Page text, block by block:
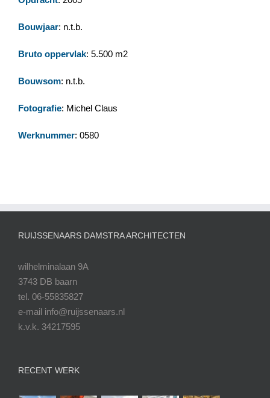
Bouwjaar: n.t.b.
Bruto oppervlak: 5.500 m2
Bouwsom: n.t.b.
Fotografie: Michel Claus
Werknummer: 0580
RUIJSSENAARS DAMSTRA ARCHITECTEN
wilhelminalaan 9A
3743 DB baarn
tel. 06-55835827
e-mail info@ruijssenaars.nl
k.v.k. 34217595
RECENT WERK